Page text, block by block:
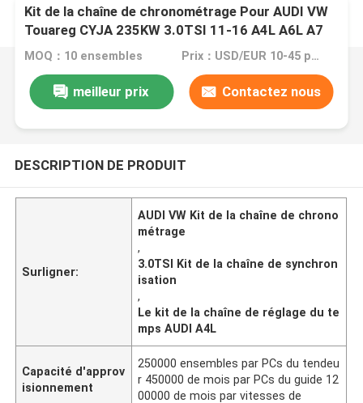
Kit de la chaîne de chronométrage Pour AUDI VW
Touareg CYJA 235KW 3.0TSI 11-16 A4L A6L A7
A5 Q5 S5 SQ5 Q7 A8L
MOQ：10 ensembles Prix：USD/EUR 10-45 per set
meilleur prix Contactez nous
DESCRIPTION DE PRODUIT
Surligner:
AUDI VW Kit de la chaîne de chrono
métrage
,
3.0TSI Kit de la chaîne de synchron
isation
,
Le kit de la chaîne de réglage du te
mps AUDI A4L
Capacité d'approv
isionnement
250000 ensembles par PCs du tendeu
r 450000 de mois par PCs du guide 12
00000 de mois par vitesses de